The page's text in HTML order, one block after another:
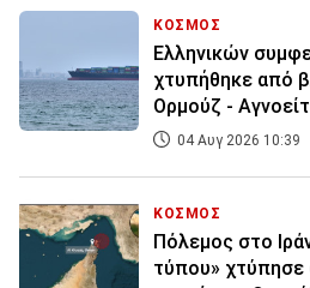
ΚΟΣΜΟΣ
Ελληνικών
χτυπήθηκε από
Ορμούζ -
04 Αυγ 2026 10:39
ΚΟΣΜΟΣ
Πόλεμος στο
τύπου»